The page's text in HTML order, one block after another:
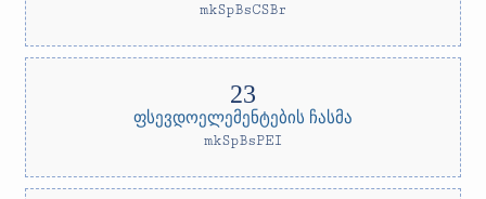
mkSpBsCSBr
ფსევდოელემენტების ჩასმა
mkSpBsPEI